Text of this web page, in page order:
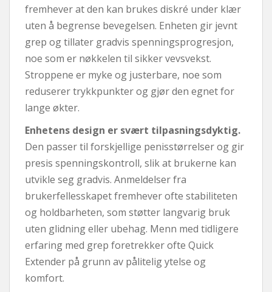
fremhever at den kan brukes diskré under klær
uten å begrense bevegelsen. Enheten gir jevnt
grep og tillater gradvis spenningsprogresjon,
noe som er nøkkelen til sikker vevsvekst.
Stroppene er myke og justerbare, noe som
reduserer trykkpunkter og gjør den egnet for
lange økter.
Enhetens design er svært tilpasningsdyktig.
Den passer til forskjellige penisstørrelser og gir
presis spenningskontroll, slik at brukerne kan
utvikle seg gradvis. Anmeldelser fra
brukerfellesskapet fremhever ofte stabiliteten
og holdbarheten, som støtter langvarig bruk
uten glidning eller ubehag. Menn med tidligere
erfaring med grep foretrekker ofte Quick
Extender på grunn av pålitelig ytelse og
komfort.